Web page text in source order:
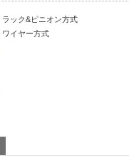
ラック&ピニオン方式
ワイヤー方式